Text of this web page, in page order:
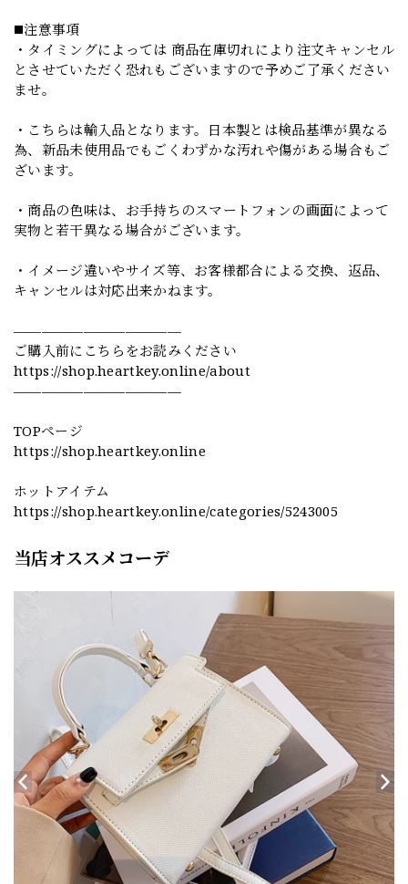
◼️注意事項
・タイミングによっては 商品在庫切れにより注文キャンセル
とさせていただく恐れもございますので予めご了承ください
ませ。
・こちらは輸入品となります。日本製とは検品基準が異なる
為、新品未使用品でもごくわずかな汚れや傷がある場合もご
ざいます。
・商品の色味は、お手持ちのスマートフォンの画面によって
実物と若干異なる場合がございます。
・イメージ違いやサイズ等、お客様都合による交換、返品、
キャンセルは対応出来かねます。
————————————
ご購入前にこちらをお読みください
https://shop.heartkey.online/about
————————————
TOPページ
https://shop.heartkey.online
ホットアイテム
https://shop.heartkey.online/categories/5243005
当店オススメコーデ